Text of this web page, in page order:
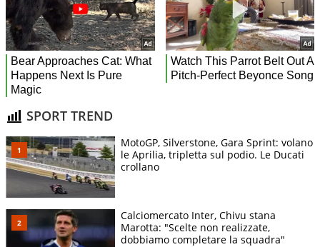
SPORT TREND
MotoGP, Silverstone, Gara Sprint: volano
le Aprilia, tripletta sul podio. Le Ducati
crollano
Calciomercato Inter, Chivu stana
Marotta: "Scelte non realizzate,
dobbiamo completare la squadra"